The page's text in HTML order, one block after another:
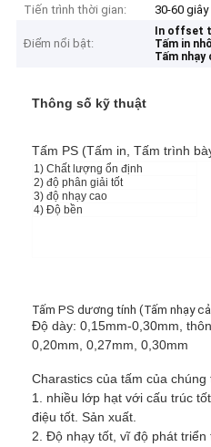
Tiến trình thời gian:
30-60 giây
Điểm nổi bật:
In offset
Tấm in
Tấm
Thông số kỹ thuật
Tấm PS (Tấm in, Tấm trình
1) Chất lượng ổn định
2) độ phân giải tốt
3) độ nhạy cao
4) Độ bền
Tấm PS dương tính (Tấm nhạy
Độ dày: 0,15mm-0,30mm,
0,20mm, 0,27mm, 0,30mm
Charastics của tấm của chúng
1. nhiều lớp hạt với cấu trúc
điệu tốt. Sản xuất.
2. Độ nhạy tốt, vĩ độ phát